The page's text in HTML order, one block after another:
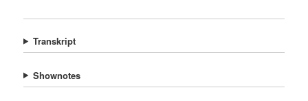
Transkript
Shownotes